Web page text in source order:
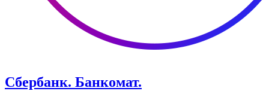
Сбербанк. Банкомат.